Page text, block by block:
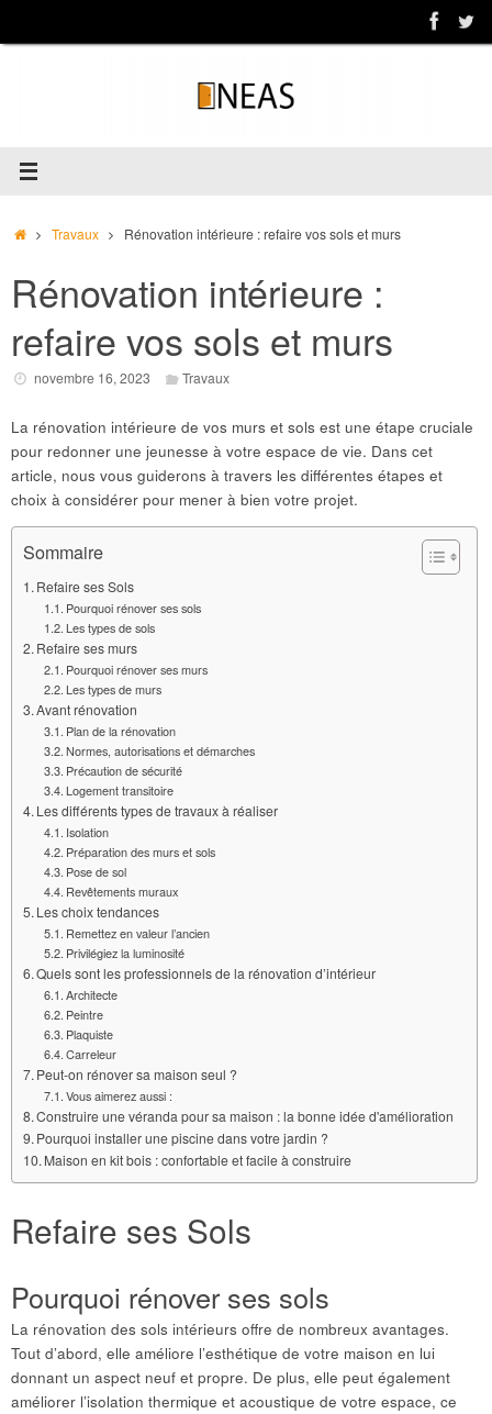
Accueil
Travaux Rénovation intérieure : refaire vos sols et murs
Rénovation intérieure :
refaire vos sols et murs
novembre 16, 2023 Travaux
La rénovation intérieure de vos murs et sols est une étape cruciale
pour redonner une jeunesse à votre espace de vie. Dans cet
article, nous vous guiderons à travers les différentes étapes et
choix à considérer pour mener à bien votre projet.
Sommaire
Refaire ses Sols
Pourquoi rénover ses sols
Les types de sols
Refaire ses murs
Pourquoi rénover ses murs
Les types de murs
Avant rénovation
Plan de la rénovation
Normes, autorisations et démarches
Précaution de sécurité
Logement transitoire
Les différents types de travaux à réaliser
Isolation
Préparation des murs et sols
Pose de sol
Revêtements muraux
Les choix tendances
Remettez en valeur l’ancien
Privilégiez la luminosité
Quels sont les professionnels de la rénovation d’intérieur
Architecte
Peintre
Plaquiste
Carreleur
Peut-on rénover sa maison seul ?
Vous aimerez aussi :
Construire une véranda pour sa maison : la bonne idée d'amélioration
Pourquoi installer une piscine dans votre jardin ?
Maison en kit bois : confortable et facile à construire
Refaire ses Sols
Pourquoi rénover ses sols
La rénovation des sols intérieurs offre de nombreux avantages.
Tout d’abord, elle améliore l’esthétique de votre maison en lui
donnant un aspect neuf et propre. De plus, elle peut également
améliorer l’isolation thermique et acoustique de votre espace, ce